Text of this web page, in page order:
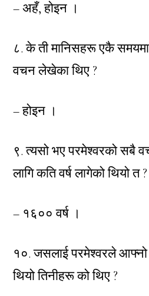
– अहँ, होइन ।
८. के ती मानिसहरू एकै
वचन लेखेका थिए ?
– होइन ।
९. त्यसो भए परमेश्वरको सबै
लागि कति वर्ष लागेको थियो त ?
– १६०० वर्ष ।
१०. जसलाई परमेश्वरले
थियो तिनीहरू को थिए ?